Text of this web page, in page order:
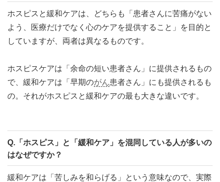
ホスピスと緩和ケアは、どちらも「患者さんに苦痛がない
よう、医療だけでなく心のケアを提供すること」を目的と
していますが、両者は異なるものです。
ホスピスケアは「余命の短い患者さん」に提供されるもの
で、緩和ケアは「早期のがん患者さん」にも提供されるも
の。それがホスピスと緩和ケアの最も大きな違いです。
Q.「ホスピス」と「緩和ケア」を混同している人が多いの
はなぜですか？
緩和ケアは「苦しみを和らげる」という意味なので、実際